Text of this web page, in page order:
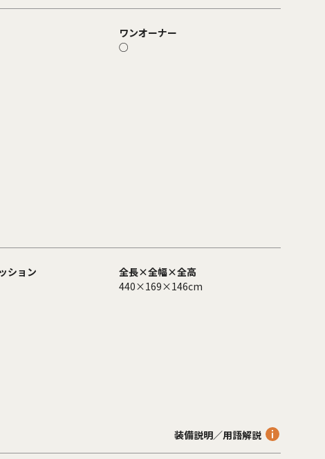
ワンオーナー
○
ション
全長×全幅×全高
440×169×146cm
装備説明／用語解説